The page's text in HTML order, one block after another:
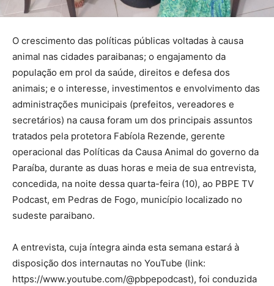
O crescimento das políticas públicas voltadas à causa
animal nas cidades paraibanas; o engajamento da
população em prol da saúde, direitos e defesa dos
animais; e o interesse, investimentos e envolvimento das
administrações municipais (prefeitos, vereadores e
secretários) na causa foram um dos principais assuntos
tratados pela protetora Fabíola Rezende, gerente
operacional das Políticas da Causa Animal do governo da
Paraíba, durante as duas horas e meia de sua entrevista,
concedida, na noite dessa quarta-feira (10), ao PBPE TV
Podcast, em Pedras de Fogo, município localizado no
sudeste paraibano.
A entrevista, cuja íntegra ainda esta semana estará à
disposição dos internautas no YouTube (link:
https://www.youtube.com/@pbpepodcast), foi conduzida